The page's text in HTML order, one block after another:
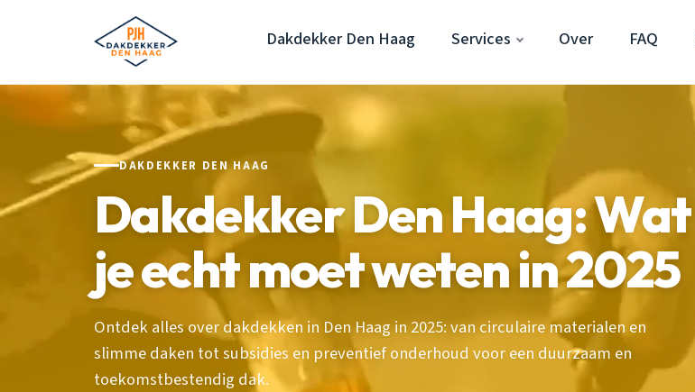
Dakdekker Den Haag Services Over FAQ
DAKDEKKER DEN HAAG
Dakdekker Den Haag: Wat
je echt moet weten in 2025
Ontdek alles over dakdekken in Den Haag in 2025: van circulaire materialen en
slimme daken tot subsidies en preventief onderhoud voor een duurzaam en
toekomstbestendig dak.